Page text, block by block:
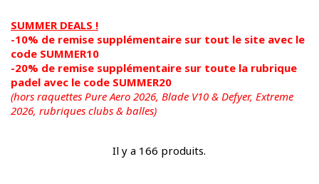
SUMMER DEALS !
-10% de remise supplémentaire sur tout le site avec le
code SUMMER10
-20% de remise supplémentaire sur toute la rubrique
padel avec le code SUMMER20
(hors raquettes Pure Aero 2026, Blade V10 & Defyer, Extreme
2026, rubriques clubs & balles)
Il y a 166 produits.